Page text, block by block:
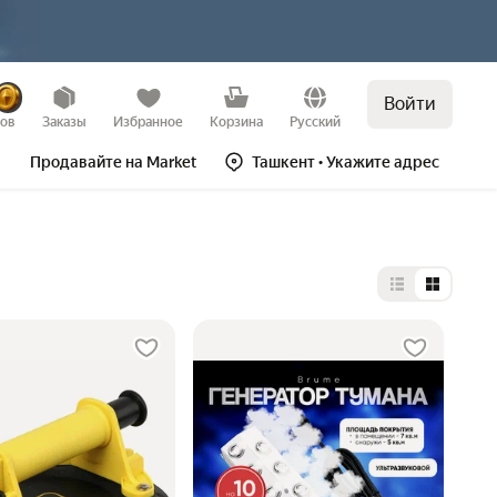
Заказы Избранное Корзина Русский
Войти
Продавайте на Market Ташкент• Укажите адрес
Выбор типа